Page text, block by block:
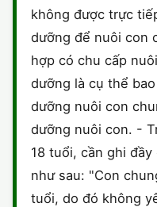
không được trực
dưỡng để nuôi con
hợp có chu cấp
dưỡng là cụ thể
dưỡng nuôi con
dưỡng nuôi con. -
18 tuổi, cần ghi
như sau: "Con
tuổi, do đó không